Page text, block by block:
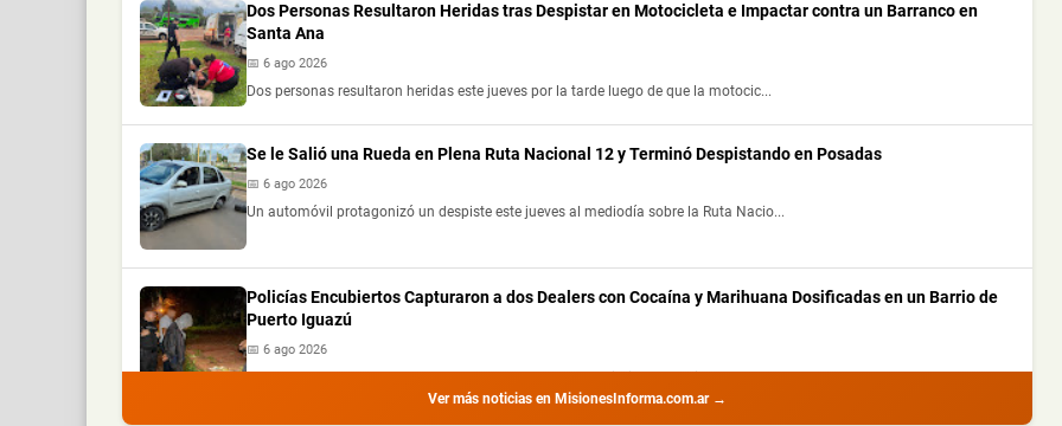
Dos Personas Resultaron Heridas tras Despistar en Motocicleta e Impactar contra un Barranco en
Santa Ana
📅 6 ago 2026
Dos personas resultaron heridas este jueves por la tarde luego de que la motocic...
Se le Salió una Rueda en Plena Ruta Nacional 12 y Terminó Despistando en Posadas
📅 6 ago 2026
Un automóvil protagonizó un despiste este jueves al mediodía sobre la Ruta Nacio...
Policías Encubiertos Capturaron a dos Dealers con Cocaína y Marihuana Dosificadas en un Barrio de
Puerto Iguazú
📅 6 ago 2026
Ver más noticias en MisionesInforma.com.ar →